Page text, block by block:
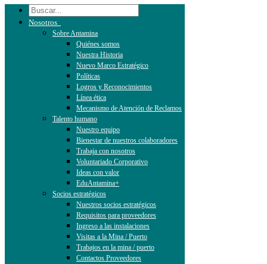
Nosotros
Sobre Antamina
Quiénes somos
Nuestra Historia
Nuevo Marco Estratégico
Políticas
Logros y Reconocimientos
Línea ética
Mecanismo de Atención de Reclamos
Talento humano
Nuestro equipo
Bienestar de nuestros colaboradores
Trabaja con nosotros
Voluntariado Corporativo
Ideas con valor
EduAntamina+
Socios estratégicos
Nuestros socios estratégicos
Requisitos para proveedores
Ingreso a las instalaciones
Visitas a la Mina / Puerto
Trabajos en la mina / puerto
Contactos Proveedores